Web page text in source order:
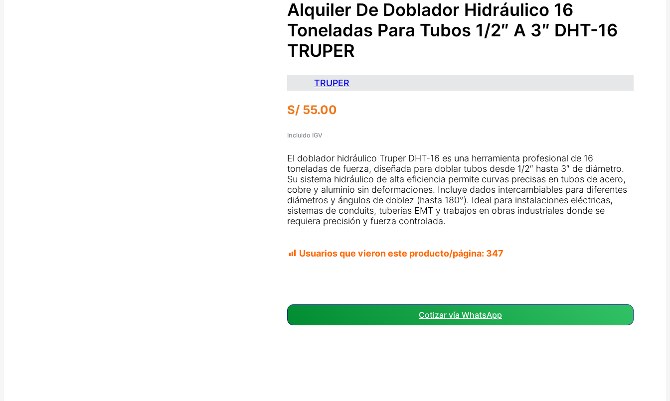
Alquiler De Doblador Hidráulico 16
Toneladas Para Tubos 1/2″ A 3″ DHT-16
TRUPER
TRUPER
S/55.00
Incluido IGV
El doblador hidráulico Truper DHT-16 es una herramienta profesional de 16
toneladas de fuerza, diseñada para doblar tubos desde 1/2″ hasta 3″ de diámetro.
Su sistema hidráulico de alta eficiencia permite curvas precisas en tubos de acero,
cobre y aluminio sin deformaciones. Incluye dados intercambiables para diferentes
diámetros y ángulos de doblez (hasta 180°). Ideal para instalaciones eléctricas,
sistemas de conduits, tuberías EMT y trabajos en obras industriales donde se
requiera precisión y fuerza controlada.
Usuarios que vieron este producto/página: 347
Cotizar vía WhatsApp